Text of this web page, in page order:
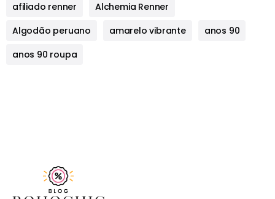
afiliado renner
Alchemia Renner
Algodão peruano
amarelo vibrante
anos 90
anos 90 roupa